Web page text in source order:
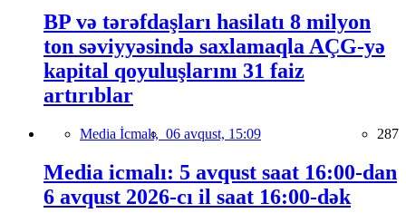
BP və tərəfdaşları hasilatı 8 milyon
ton səviyyəsində saxlamaqla AÇG-yə
kapital qoyuluşlarını 31 faiz
artırıblar
Media İcmalı, 06 avqust, 15:09 287
Media icmalı: 5 avqust saat 16:00-dan
6 avqust 2026-cı il saat 16:00-dək